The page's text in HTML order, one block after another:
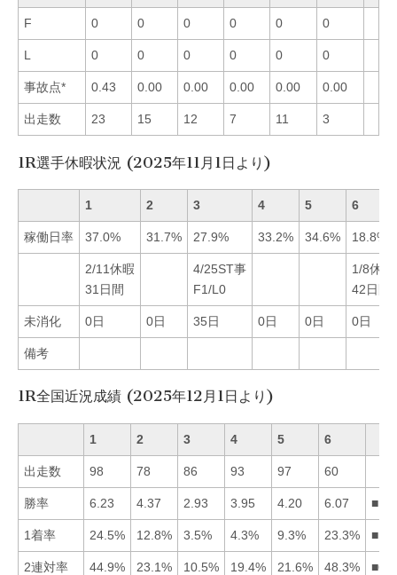
F 0 0 0 0 0 0
L 0 0 0 0 0 0
事故点* 0.43 0.00 0.00 0.00 0.00 0.00
出走数 23 15 12 7 11 3
1R選手休暇状況 (2025年11月1日より)
1 2 3 4 5 6
稼働日率 37.0% 31.7% 27.9% 33.2% 34.6% 18.8%
2/11休暇
31日間
4/25ST事
F1/L0
1/8休暇
42日間
未消化 0日 0日 35日 0日 0日 0日
備考
1R全国近況成績 (2025年12月1日より)
1 2 3 4 5 6
出走数 98 78 86 93 97 60
勝率 6.23 4.37 2.93 3.95 4.20 6.07
1着率 24.5% 12.8% 3.5% 4.3% 9.3% 23.3%
2連対率 44.9% 23.1% 10.5% 19.4% 21.6% 48.3%